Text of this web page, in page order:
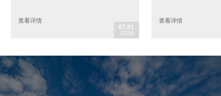
07.01
2026
查看详情 查看详情